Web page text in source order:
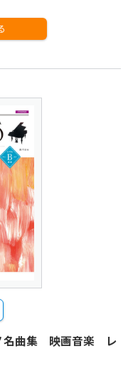
名曲集 映画音楽 レ